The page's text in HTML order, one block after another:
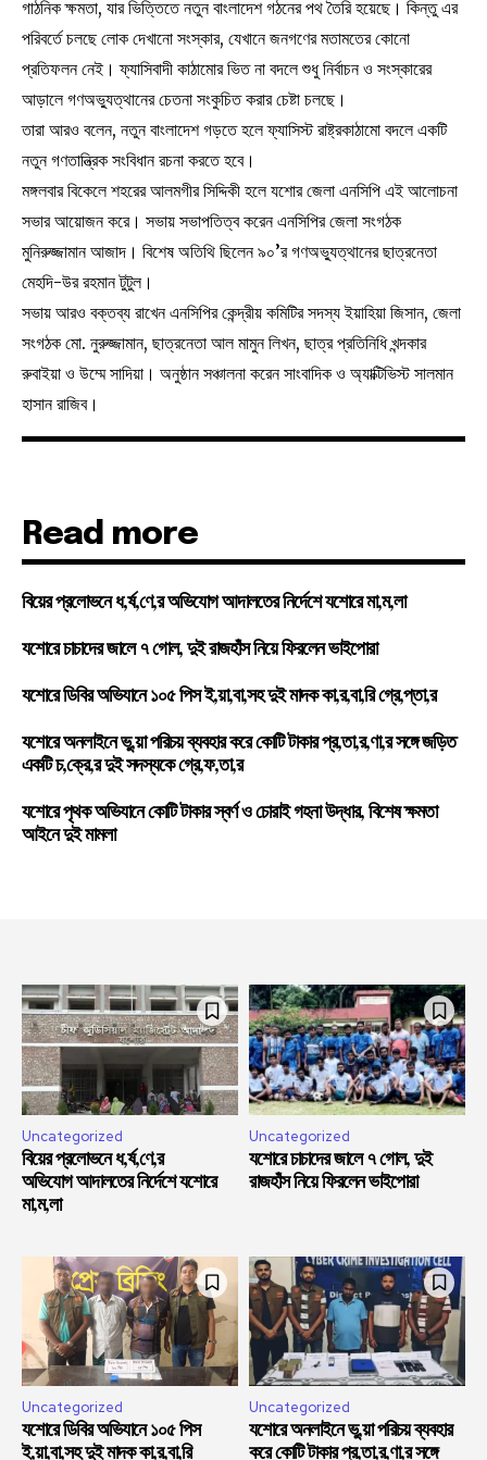
গাঠনিক ক্ষমতা, যার ভিত্তিতে নতুন বাংলাদেশ গঠনের পথ তৈরি হয়েছে। কিন্তু এর
পরিবর্তে চলছে লোক দেখানো সংস্কার, যেখানে জনগণের মতামতের কোনো
প্রতিফলন নেই। ফ্যাসিবাদী কাঠামোর ভিত না বদলে শুধু নির্বাচন ও সংস্কারের
আড়ালে গণঅভ্যুত্থানের চেতনা সংকুচিত করার চেষ্টা চলছে।
তারা আরও বলেন, নতুন বাংলাদেশ গড়তে হলে ফ্যাসিস্ট রাষ্ট্রকাঠামো বদলে একটি
নতুন গণতান্ত্রিক সংবিধান রচনা করতে হবে।
মঙ্গলবার বিকেলে শহরের আলমগীর সিদ্দিকী হলে যশোর জেলা এনসিপি এই আলোচনা
সভার আয়োজন করে। সভায় সভাপতিত্ব করেন এনসিপির জেলা সংগঠক
মুনিরুজ্জামান আজাদ। বিশেষ অতিথি ছিলেন ৯০’র গণঅভ্যুত্থানের ছাত্রনেতা
মেহদি-উর রহমান টুটুল।
সভায় আরও বক্তব্য রাখেন এনসিপির কেন্দ্রীয় কমিটির সদস্য ইয়াহিয়া জিসান, জেলা
সংগঠক মো. নুরুজ্জামান, ছাত্রনেতা আল মামুন লিখন, ছাত্র প্রতিনিধি খন্দকার
রুবাইয়া ও উম্মে সাদিয়া। অনুষ্ঠান সঞ্চালনা করেন সাংবাদিক ও অ্যাক্টিভিস্ট সালমান
হাসান রাজিব।
Read more
বিয়ের প্রলোভনে ধ,র্ষ,ণে,র অভিযোগ আদালতের নির্দেশে যশোরে মা,ম,লা
যশোরে চাচাদের জালে ৭ গোল, দুই রাজহাঁস নিয়ে ফিরলেন ভাইপোরা
যশোরে ডিবির অভিযানে ১০৫ পিস ই,য়া,বা,সহ দুই মাদক কা,র,বা,রি গ্রে,প্তা,র
যশোরে অনলাইনে ভু,য়া পরিচয় ব্যবহার করে কোটি টাকার প্র,তা,র,ণা,র সঙ্গে জড়িত
একটি চ,ক্রে,র দুই সদস্যকে গ্রে,ফ,তা,র
যশোরে পৃথক অভিযানে কোটি টাকার স্বর্ণ ও চোরাই গহনা উদ্ধার, বিশেষ ক্ষমতা
আইনে দুই মামলা
Uncategorized
বিয়ের প্রলোভনে ধ,র্ষ,ণে,র
অভিযোগ আদালতের নির্দেশে যশোরে
মা,ম,লা
Uncategorized
যশোরে চাচাদের জালে ৭ গোল, দুই
রাজহাঁস নিয়ে ফিরলেন ভাইপোরা
Uncategorized
যশোরে ডিবির অভিযানে ১০৫ পিস
ই,য়া,বা,সহ দুই মাদক কা,র,বা,রি
Uncategorized
যশোরে অনলাইনে ভু,য়া পরিচয় ব্যবহার
করে কোটি টাকার প্র,তা,র,ণা,র সঙ্গে